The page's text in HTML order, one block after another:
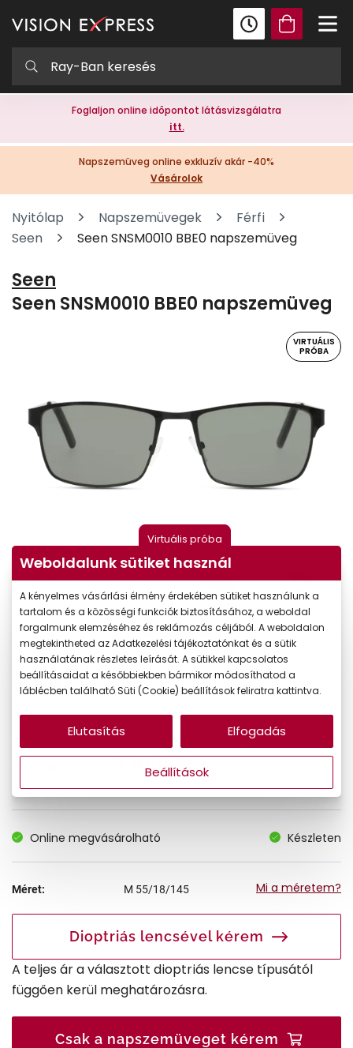
Foglaljon online időpontot látásvizsgálatra
itt.
Napszemüveg online exkluzív akár -40%
Vásárolok
Nyitólap Napszemüvegek
Férfi
Seen
Seen SNSM0010 BBE0 napszemüveg
Seen
Seen SNSM0010 BBE0 napszemüveg
VIRTUÁLIS
PRÓBA
Virtuális próba
-35%
7.859 Ft
Online megvásárolható Készleten
Méret: M 55/18/145 Mi a méretem?
Dioptriás lencsével kérem
A teljes ár a választott dioptriás lencse típusától
függően kerül meghatározásra.
Csak a napszemüveget kérem
Weboldalunk sütiket használ
A kényelmes vásárlási élmény érdekében sütiket használunk a
tartalom és a közösségi funkciók biztosításához, a weboldal
forgalmunk elemzéséhez és reklámozás céljából. A weboldalon
megtekintheted az Adatkezelési tájékoztatónkat és a sütik
használatának részletes leírását. A sütikkel kapcsolatos
beállításaidat a későbbiekben bármikor módosíthatod a
láblécben található Süti (Cookie) beállítások feliratra kattintva.
Beállítások
Elutasítás Elfogadás